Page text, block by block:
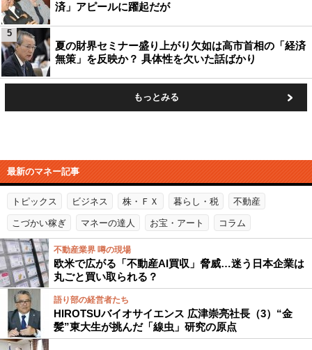
済」アピールに躍起だが
夏の財界セミナー盛り上がり欠如は高市首相の「経済
無策」を反映か？ 具体性を欠いた話ばかり
5
もっとみる
最新のマネー記事
トピックス ビジネス 株・ＦＸ 暮らし・税 不動産
こづかい稼ぎ マネーの達人 お宝・アート コラム
不動産業界 噂の現場
欧米で広がる「不動産AI買収」脅威…迷う日本企業は
丸ごと買い取られる？
語り部の経営者たち
HIROTSUバイオサイエンス 広津崇亮社長（3）“金
髪”東大生が挑んだ「線虫」研究の原点